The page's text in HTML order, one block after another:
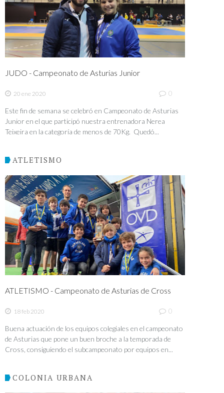
JUDO - Campeonato de Asturias Junior
20 ene 2020 0
Este fin de semana se celebró en Campeonato de Asturias
Junior en el que participó nuestra entrenadora Nerea
Teixeira en la categoría de menos de 70Kg. Quedó...
ATLETISMO
ATLETISMO - Campeonato de Asturias de Cross
18 feb 2020 0
Buena actuación de los equipos colegiales en el campeonato
de Asturias que pone un buen broche a la temporada de
Cross, consiguiendo el subcampeonato por equipos en...
COLONIA URBANA